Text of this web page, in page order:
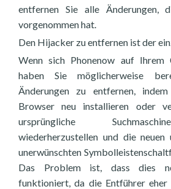
entfernen Sie alle Änderungen,
vorgenommen hat.
Den Hijacker zu entfernen ist der
Wenn sich Phonenow auf Ihrem
haben Sie möglicherweise
Änderungen zu entfernen,
Browser neu installieren oder
ursprüngliche
wiederherzustellen und die neuen
unerwünschten
Das Problem ist, dass dies
funktioniert, da die Entführer eher